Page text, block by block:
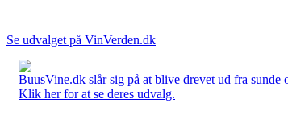
Se udvalget på VinVerden.dk
BuusVine.dk slår sig på at blive drevet ud fra
Klik her for at se deres udvalg.